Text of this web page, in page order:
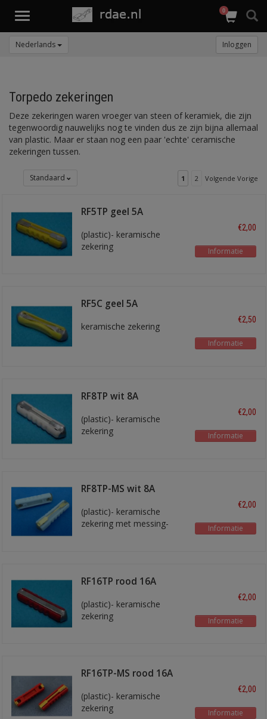
Toggle
0
Nederlands Inloggen
Torpedo zekeringen
Deze zekeringen waren vroeger van steen of keramiek, die zijn
tegenwoordig nauwelijks nog te vinden dus ze zijn bijna allemaal
van plastic. Maar er staan nog een paar 'echte' ceramische
zekeringen tussen.
Standaard 1 2 Volgende Vorige
RF5TP geel 5A
(plastic)- keramische
zekering
€2,00
Informatie
RF5C geel 5A
keramische zekering
€2,50
Informatie
RF8TP wit 8A
(plastic)- keramische
zekering
€2,00
Informatie
RF8TP-MS wit 8A
(plastic)- keramische
zekering met messing-
€2,00
Informatie
RF16TP rood 16A
(plastic)- keramische
zekering
€2,00
Informatie
RF16TP-MS rood 16A
(plastic)- keramische
zekering
€2,00
Informatie